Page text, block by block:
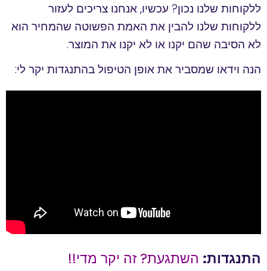
ללקוחות שלנו נכון? עכשיו, אנחנו צריכים לעזור
ללקוחות שלנו להבין את האמת הפשוטה שהמחיר הוא
לא הסיבה שהם יקנו או לא יקנו את המוצר.
הנה וידאו שמסביר את אופן הטיפול בהתנגדות יקר לי:
התנגדות: השתגעת? זה יקר מדי!!